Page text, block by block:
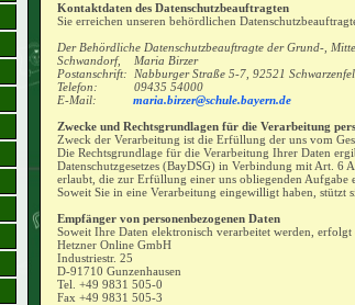
Kontaktdaten des Datenschutzbeauftragten
Sie erreichen unseren behördlichen
Der Behördliche Datenschutzbeauftragte der Grund-,
Schwandorf, Maria Birzer
Postanschrift: Nabburger Straße 5-7, 92521
Telefon: 09435 54000
E-Mail: maria.birzer@schule.bayern.de
Zwecke und Rechtsgrundlagen für die Verarbeitung
Zweck der Verarbeitung ist die Erfüllung der uns vom
Die Rechtsgrundlage für die Verarbeitung Ihrer Daten
Datenschutzgesetzes (BayDSG) in Verbindung mit Art. 6
erlaubt, die zur Erfüllung einer uns obliegenden Aufgabe
Soweit Sie in eine Verarbeitung eingewilligt haben, stützt
Empfänger von personenbezogenen Daten
Soweit Ihre Daten elektronisch verarbeitet werden,
Hetzner Online GmbH
Industriestr. 25
D-91710 Gunzenhausen
Tel. +49 9831 505-0
Fax +49 9831 505-3